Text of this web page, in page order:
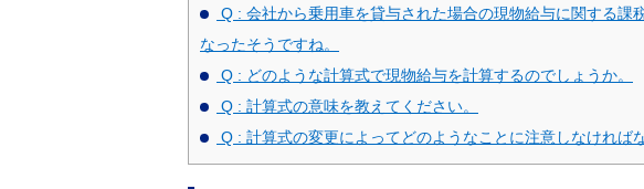
Q : 会社から乗用車を貸与された場合の現物給与に関する課
なったそうですね。
Q : どのような計算式で現物給与を計算するのでしょうか。
Q : 計算式の意味を教えてください。
Q : 計算式の変更によってどのようなことに注意しなければ